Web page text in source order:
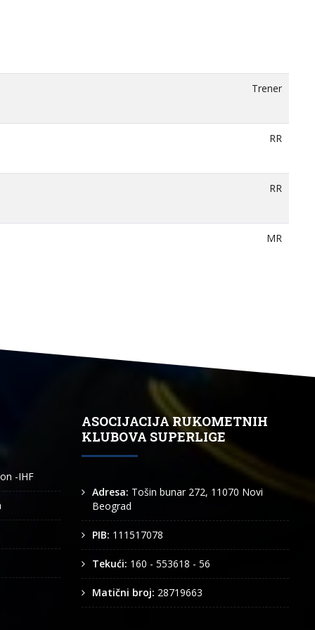
Trener
RR
RR
MR
-IHF
ASOCIJACIJA RUKOMETNIH
KLUBOVA SUPERLIGE
Adresa: Tošin bunar 272, 11070 Novi
Beograd
PIB: 111517078
Tekući: 160 - 553618 - 56
Matični broj: 28719663